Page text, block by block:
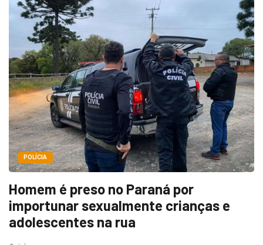
POLÍCIA
Homem é preso no Paraná por
importunar sexualmente crianças e
adolescentes na rua